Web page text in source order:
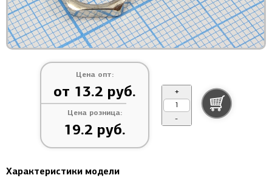
Цена опт:
от 13.2 руб.
Цена розница:
19.2 руб.
+
-
Характеристики модели